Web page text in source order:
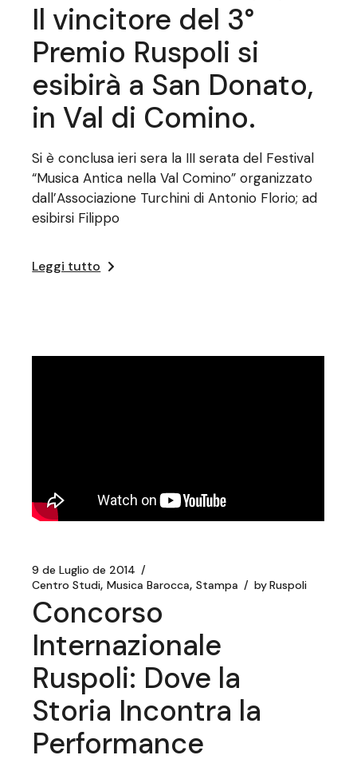
Il vincitore del 3°
Premio Ruspoli si
esibirà a San Donato,
in Val di Comino.
Si è conclusa ieri sera la III serata del Festival
“Musica Antica nella Val Comino” organizzato
dall’Associazione Turchini di Antonio Florio; ad
esibirsi Filippo
Leggi tutto
9 de Luglio de 2014
Centro Studi Musica Barocca Stampa byRuspoli
Concorso
Internazionale
Ruspoli: Dove la
Storia Incontra la
Performance